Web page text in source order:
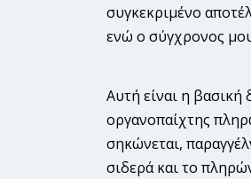
συγκεκριμένο
ενώ ο σύγχρονος
Αυτή είναι η βασική
οργανοπαίχτης
σηκώνεται,
σιδερά και το